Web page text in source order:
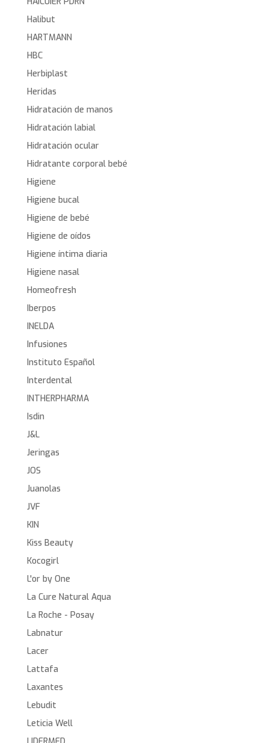
Halibut
HARTMANN
HBC
Herbiplast
Heridas
Hidratación de manos
Hidratación labial
Hidratación ocular
Hidratante corporal bebé
Higiene
Higiene bucal
Higiene de bebé
Higiene de oídos
Higiene íntima diaria
Higiene nasal
Homeofresh
Iberpos
INELDA
Infusiones
Instituto Español
Interdental
INTHERPHARMA
Isdin
J&L
Jeringas
JOS
Juanolas
JVF
KIN
Kiss Beauty
Kocogirl
L'or by One
La Cure Natural Aqua
La Roche - Posay
Labnatur
Lacer
Lattafa
Laxantes
Lebudit
Leticia Well